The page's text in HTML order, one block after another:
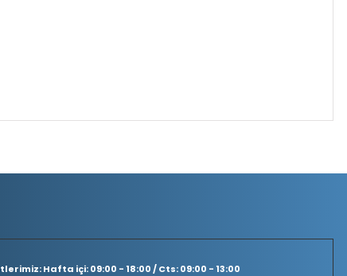
Hafta içi: 09:00 - 18:00 / Cts: 09:00 - 13:00